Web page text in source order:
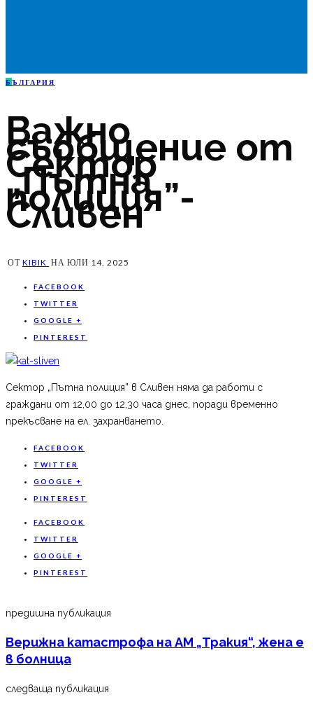
Б ЪЛГАРИЯ
Важно
съобщение от
Сектор
„Пътна
полиция”-
Сливен
ОТ KIBIK НА ЮЛИ 14, 2025
FACEBOOK
TWITTER
GOOGLE +
PINTEREST
Сектор „Пътна полиция” в Сливен няма да работи с
граждани от 12,00 до 12,30 часа днес, поради временно
прекъсване на ел. захранването.
FACEBOOK
TWITTER
GOOGLE +
PINTEREST
FACEBOOK
TWITTER
GOOGLE +
PINTEREST
предишна публикация
Верижна катастрофа на АМ „Тракия“, жена е
в болница
следваща публикация